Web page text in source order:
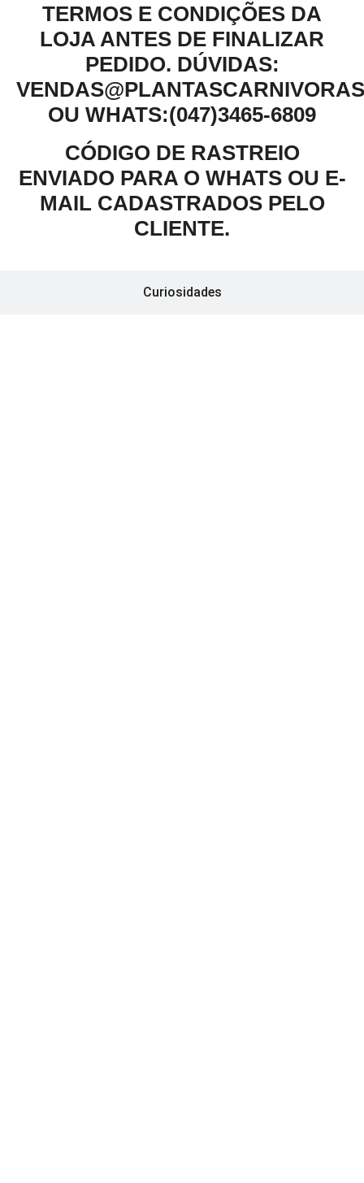
Curiosidades
TERMOS E CONDIÇÕES DA
LOJA ANTES DE FINALIZAR
PEDIDO. DÚVIDAS:
OU WHATS:(047)3465-6809
CÓDIGO DE RASTREIO
ENVIADO PARA O WHATS OU E-
MAIL CADASTRADOS PELO
CLIENTE.